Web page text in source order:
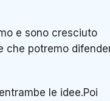
e sono cresciuto
che potremo
le idee.Poi